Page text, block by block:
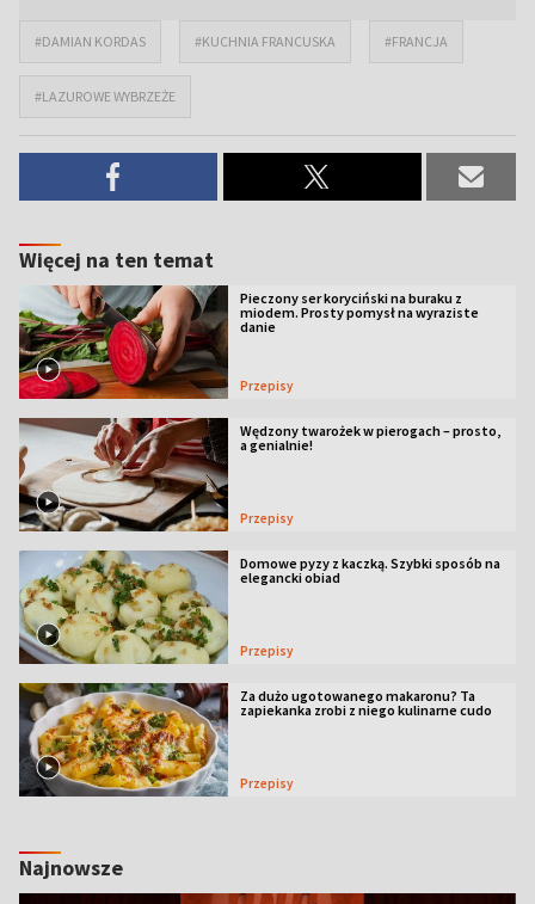
#DAMIAN KORDAS #KUCHNIA FRANCUSKA #FRANCJA
#LAZUROWE WYBRZEŻE
Więcej na ten temat
Pieczony ser koryciński na buraku z
miodem. Prosty pomysł na wyraziste
danie
Przepisy
Wędzony twarożek w pierogach – prosto,
a genialnie!
Przepisy
Domowe pyzy z kaczką. Szybki sposób na
elegancki obiad
Przepisy
Za dużo ugotowanego makaronu? Ta
zapiekanka zrobi z niego kulinarne cudo
Przepisy
Najnowsze